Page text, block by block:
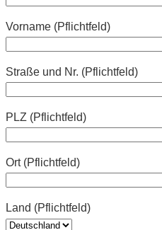
Vorname (Pflichtfeld)
Straße und Nr. (Pflichtfeld)
PLZ (Pflichtfeld)
Ort (Pflichtfeld)
Land (Pflichtfeld)